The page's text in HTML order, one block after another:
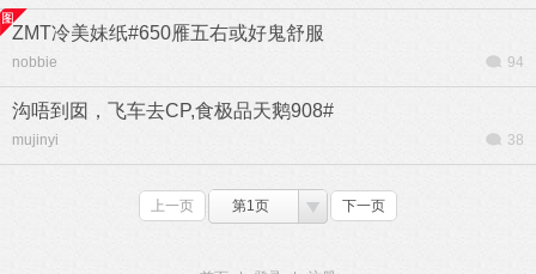
ZMT冷美妹纸#650雁五右或好鬼舒服
nobbie 94
沟唔到囡，飞车去CP,食极品天鹅908#
mujinyi 38
上一页 第1页 下一页